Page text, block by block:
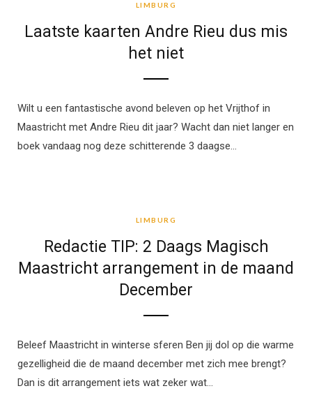
LIMBURG
Laatste kaarten Andre Rieu dus mis
het niet
Wilt u een fantastische avond beleven op het Vrijthof in
Maastricht met Andre Rieu dit jaar? Wacht dan niet langer en
boek vandaag nog deze schitterende 3 daagse…
LIMBURG
Redactie TIP: 2 Daags Magisch
Maastricht arrangement in de maand
December
Beleef Maastricht in winterse sferen Ben jij dol op die warme
gezelligheid die de maand december met zich mee brengt?
Dan is dit arrangement iets wat zeker wat…